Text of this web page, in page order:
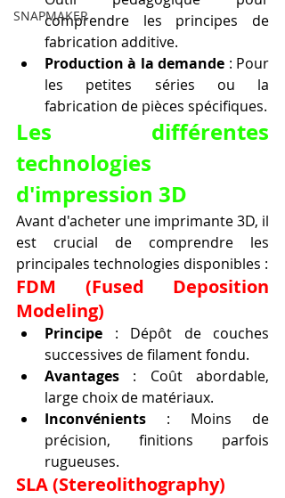
SNAPMAKER
comprendre les principes de
fabrication additive.
Production à la demande : Pour
les petites séries ou la
fabrication de pièces spécifiques.
Les différentes
technologies
d'impression 3D
Avant d'acheter une imprimante 3D, il
est crucial de comprendre les
principales technologies disponibles :
FDM (Fused Deposition
Modeling)
Principe : Dépôt de couches
successives de filament fondu.
Avantages : Coût abordable,
large choix de matériaux.
Inconvénients : Moins de
précision, finitions parfois
rugueuses.
SLA (Stereolithography)